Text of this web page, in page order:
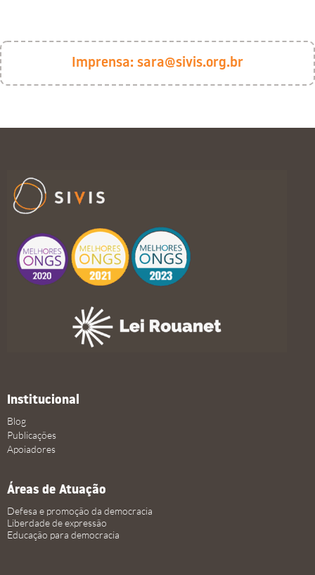
Imprensa: sara@sivis.org.br
Institucional
Blog
Publicações
Apoiadores
Áreas de Atuação
Defesa e promoção da democracia
Liberdade de expressão
Educação para democracia